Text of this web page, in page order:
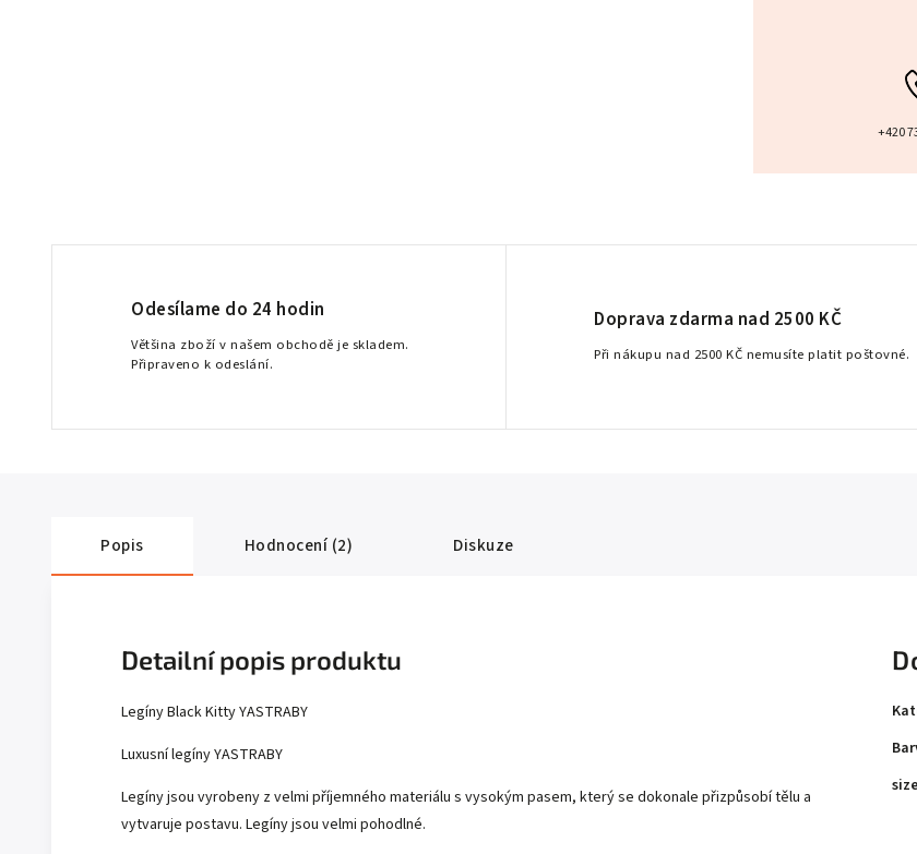
+420
Odesílame do 24 hodin
Většina zboží v našem obchodě je skladem.
Připraveno k odeslání.
Doprava zdarma nad 2500 KČ
Při nákupu nad 2500 KČ nemusíte platit poštovné.
Popis Hodnocení (2) Diskuze
Detailní popis produktu
Legíny Black Kitty YASTRABY
Luxusní legíny YASTRABY
Legíny jsou vyrobeny z velmi příjemného materiálu s vysokým pasem, který se dokonale přizpůsobí tělu a
vytvaruje postavu. Legíny jsou velmi pohodlné.